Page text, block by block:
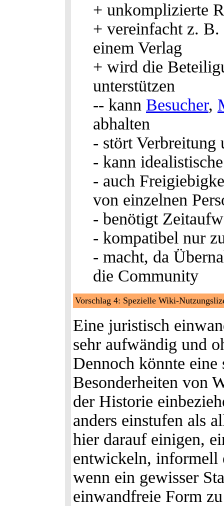
+ unkomplizierte
+ vereinfacht z.
einem Verlag
+ wird die
unterstützen
-- kann Besucher,
abhalten
- stört
- kann
- auch
von einzelnen
- benötigt
- kompatibel nur
- macht, da
die Community
Vorschlag 4: Spezielle Wiki-
Eine juristisch
sehr aufwändig und
Dennoch könnte
Besonderheiten von
der Historie
anders einstufen als
hier darauf einigen,
entwickeln, informell
wenn ein gewisser
einwandfreie Form